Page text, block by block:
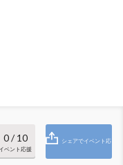
0/ 10
ベント応援
シェアでイベント応